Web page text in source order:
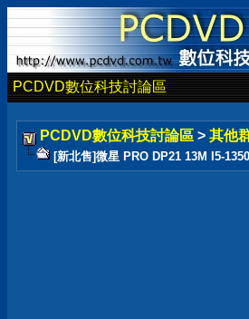
PCDVD數位科技討論區
PCDVD數位科技討論區 > 其他
[新北售]微星 PRO DP21 13M I5-